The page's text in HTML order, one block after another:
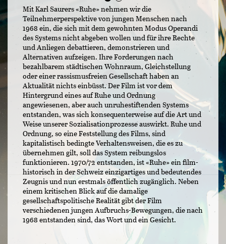
Mit Karl Saurers «Ruhe» nehmen wir die
Teilnehmerperspektive von jungen Menschen nach
1968 ein, die sich mit dem gewohnten Modus Operandi
des Systems nicht abgeben wollen und für ihre Rechte
und Anliegen debattieren, demonstrieren und
Alternativen aufzeigen. Ihre Forderungen nach
bezahlbarem städtischen Wohnraum, Gleichstellung
oder einer rassismusfreien Gesellschaft haben an
Aktualität nichts einbüsst. Der Film ist vor dem
Hintergrund eines auf Ruhe und Ordnung
angewiesenen, aber auch unruhestiftenden Systems
entstanden, was sich konsequenterweise auf die Art und
Weise unserer Sozialisationprozesse auswirkt. Ruhe und
Ordnung, so eine Feststellung des Films, sind
kapitalistisch bedingte Verhaltensweisen, die es zu
übernehmen gilt, soll das System reibungslos
funktionieren. 1970/72 entstanden, ist «Ruhe» ein film-
historisch in der Schweiz einzigartiges und bedeutendes
Zeugnis und nun erstmals öffentlich zugänglich. Neben
einem kritischen Blick auf die damalige
gesellschaftspolitische Realität gibt der Film
verschiedenen jungen Aufbruchs-Bewegungen, die nach
1968 entstanden sind, das Wort und ein Gesicht.